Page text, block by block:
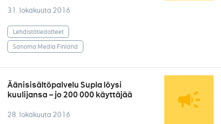
31. lokakuuta 2016
Lehdistötiedotteet
Sanoma Media Finland
Äänisisältöpalvelu Supla löysi
kuulijansa – jo 200 000 käyttäjää
28. lokakuuta 2016